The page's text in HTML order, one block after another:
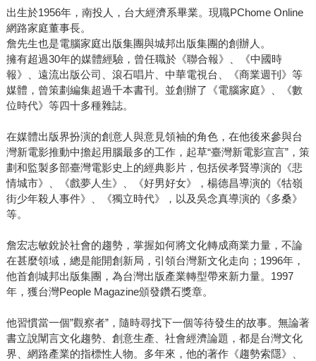
出生於1956年，南投人，台大經濟系畢業。現職PChome Online
網路家庭董事長。
詹先生也是電腦家庭出版集團與城邦出版集團的創辦人。
擁有超過30年的媒體經驗，曾任職於《聯合報》、《中國時
報》、遠流出版公司、滾石唱片、中華電視台、《商業週刊》等
媒體，曾策劃編集超過千本書刊。並創辦了《電腦家庭》、《數
位時代》等四十多種雜誌。
在媒體出版界扮演的創意人與意見領袖的角色，在他後來參與台
灣新電影推動中擔起用腦最多的工作，起草“臺灣新電影宣言”，策
劃和監製多部臺灣電影史上的經典影片，包括侯孝賢導演的《悲
情城市》、《戲夢人生》、《好男好女》，楊德昌導演的《牯嶺
街少年殺人事件》、《獨立時代》，以及吳念真導演的《多桑》
等。
詹宏志敏銳於社會的趨勢，掌握如何將文化轉成商業力量，不論
在甚麼領域，總是能開創新局，引領台灣新文化走向；1996年，
他首創城邦出版集團，為台灣出版產業轉型帶來新力量。1997
年，獲台灣People Magazine頒發鑽石獎章。
他習慣當一個”觀察者”，隨時尋找下一個等待發生的故事。無論著
書立說闡言文化趨勢、創意生產、社會經濟論題，都是台灣文化
界、網路產業的指標性人物。多年來，他的著作《趨勢索隱》、